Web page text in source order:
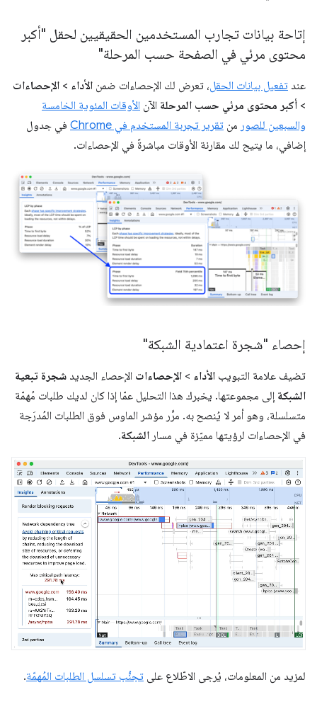
إتاحة بيانات تجارب المستخدمين الحقيقيين لحقل "أكبر
محتوى مرئي في الصفحة حسب المرحلة"
عند تفعيل بيانات الحقل، تعرض لك الإحصاءات ضمن الأداء > الإحصاءات
> أكبر محتوى مرئي حسب المرحلة الآن الأوقات المئوية الخامسة
والسبعين للصور من تقرير تجربة المستخدم في Chrome
في جدول
إضافي، ما يتيح لك مقارنة الأوقات مباشرةً في الإحصاءات.
إحصاء "شجرة اعتمادية الشبكة"
تضيف علامة التبويب الأداء > الإحصاءات الإحصاء الجديد شجرة تبعية
الشبكة إلى مجموعتها. يخبرك هذا التحليل عمّا إذا كان لديك طلبات مُهمّة
متسلسلة، وهو أمر لا يُنصح به. مرِّر مؤشر الماوس فوق الطلبات المُدرَجة
في الإحصاءات لرؤيتها مميّزة في مسار الشبكة.
لمزيد من المعلومات، يُرجى الاطّلاع على تجنُّب تسلسل الطلبات المُهمّة.